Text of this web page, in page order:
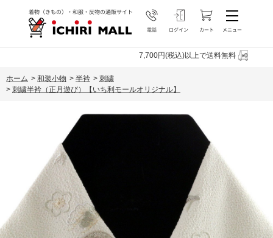
7,700円(税込)以上で送料無料
ホーム > 和装小物 > 半衿 > 刺繍
> 刺繍半衿（正月遊び）【いち利モールオリジナル】